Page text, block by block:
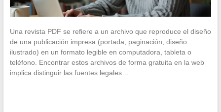
Una revista PDF se refiere a un archivo que reproduce el diseño
de una publicación impresa (portada, paginación, diseño
ilustrado) en un formato legible en computadora, tableta o
teléfono. Encontrar estos archivos de forma gratuita en la web
implica distinguir las fuentes legales…